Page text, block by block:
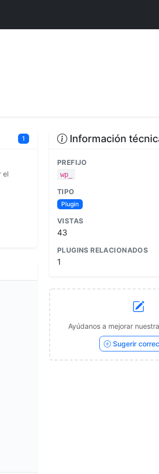
1
el
Información
PREFIJO
wp_
TIPO
Plugin
VISTAS
43
PLUGINS RELACIONADOS
1
Ayúdanos a mejorar
Sugerir